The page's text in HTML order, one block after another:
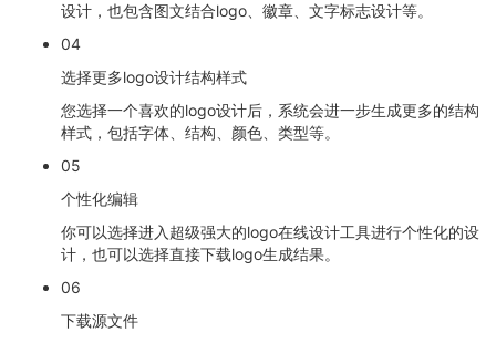
设计，也包含图文结合logo、徽章、文字标志设计等。
04
选择更多logo设计结构样式
您选择一个喜欢的logo设计后，系统会进一步生成更多的结构
样式，包括字体、结构、颜色、类型等。
05
个性化编辑
你可以选择进入超级强大的logo在线设计工具进行个性化的设
计，也可以选择直接下载logo生成结果。
06
下载源文件